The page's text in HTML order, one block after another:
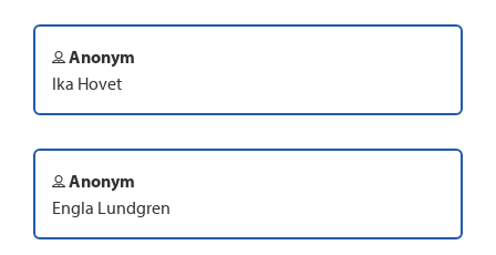
Anonym
Ika Hovet
Anonym
Engla Lundgren